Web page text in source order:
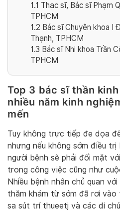
1.1 Thạc sĩ, Bác sĩ Phạm
TPHCM
1.2 Bác sĩ Chuyên khoa I
Thạnh, TPHCM
1.3 Bác sĩ Nhi khoa Trần
TPHCM
Top 3 bác sĩ thần
nhiều năm kinh
mến
Tuy không trực tiếp đe dọa
nhưng nếu không sớm điều
người bệnh sẽ phải đối mặt
trong công việc cũng như
Nhiều bệnh nhân chủ quan
thăm khám từ sớm đã rơi
sa sút trí thueetj và các di